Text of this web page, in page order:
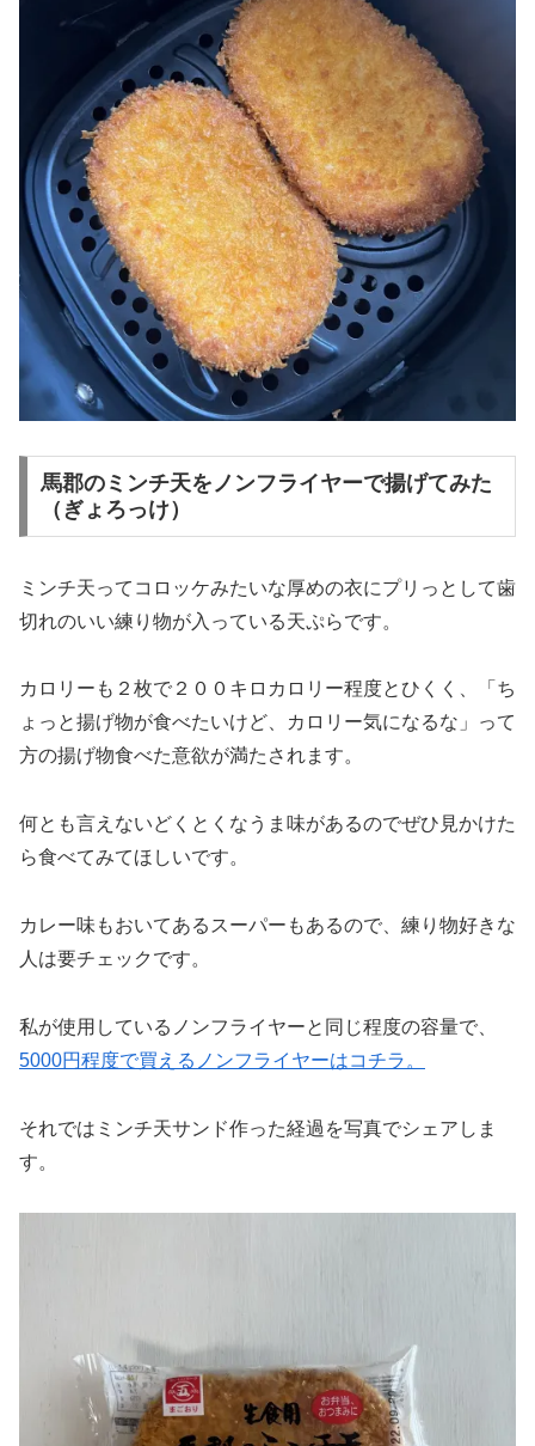
馬郡のミンチ天をノンフライヤーで揚げてみた
（ぎょろっけ）
ミンチ天ってコロッケみたいな厚めの衣にプリっとして歯
切れのいい練り物が入っている天ぷらです。
カロリーも２枚で２００キロカロリー程度とひくく、「ち
ょっと揚げ物が食べたいけど、カロリー気になるな」って
方の揚げ物食べた意欲が満たされます。
何とも言えないどくとくなうま味があるのでぜひ見かけた
ら食べてみてほしいです。
カレー味もおいてあるスーパーもあるので、練り物好きな
人は要チェックです。
私が使用しているノンフライヤーと同じ程度の容量で、
5000円程度で買えるノンフライヤーはコチラ。
それではミンチ天サンド作った経過を写真でシェアしま
す。